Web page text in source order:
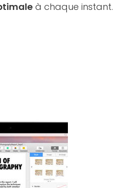
à chaque instant.